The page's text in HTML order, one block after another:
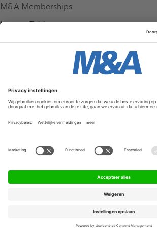
M&A Memberships
League Tables
M&A Magazine
Service & Contact
Contact
FAQ
Privacy Policy